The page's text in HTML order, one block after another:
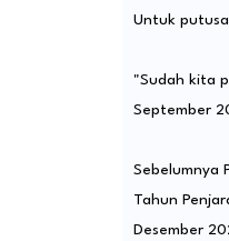
Untuk
"Sudah kita
September
Sebelumnya
Tahun
Desember